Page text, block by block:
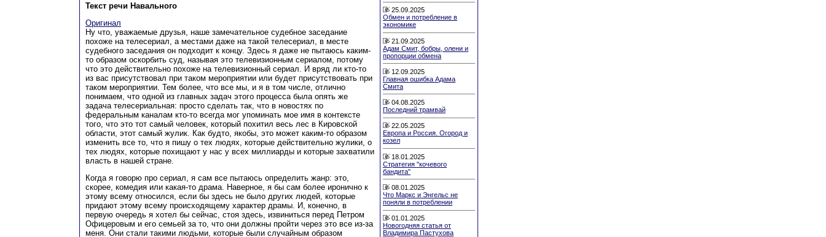
Текст речи Навального
Оригинал
Ну что, уважаемые друзья, наше замечательное судебное заседание
похоже на телесериал, а местами даже на такой телесериал, в месте
судебного заседания он подходит к концу. Здесь я даже не пытаюсь каким-
то образом оскорбить суд, называя это телевизионным сериалом, потому
что это действительно похоже на телевизионный сериал. И вряд ли кто-то
из вас присутствовал при таком мероприятии или будет присутствовать при
таком мероприятии. Тем более, что все мы, и я в том числе, отлично
понимаем, что одной из главных задач этого процесса была опять же
задача телесериальная: просто сделать так, что в новостях по
федеральным каналам кто-то всегда мог упоминать мое имя в контексте
того, что это тот самый человек, который похитил весь лес в Кировской
области, этот самый жулик. Как будто, якобы, это может каким-то образом
изменить все то, что я пишу о тех людях, которые действительно жулики, о
тех людях, которые похищают у нас у всех миллиарды и которые захватили
власть в нашей стране.
Когда я говорю про сериал, я сам все пытаюсь определить жанр: это,
скорее, комедия или какая-то драма. Наверное, я бы сам более иронично к
этому всему относился, если бы здесь не было других людей, которые
придают этому всему происходящему характер драмы. И, конечно, в
первую очередь я хотел бы сейчас, стоя здесь, извиниться перед Петром
Офицеровым и его семьей за то, что они должны пройти через это все из-за
меня. Они стали такими людьми, которые были случайным образом
25.09.2025
Обмен и потребление в
экономике
21.09.2025
Адам Смит, бобры, олени и
пропорции обмена
12.09.2025
Главная ошибка Адама
Смита
04.08.2025
Последний трамвай
22.05.2025
Европа и Россия. Огород и
козел
18.01.2025
Стратегия "кочевого
бандита"
08.01.2025
Что Маркс и Энгельс не
поняли в потреблении
01.01.2025
Новогодняя статья от
Владимира Пастухова